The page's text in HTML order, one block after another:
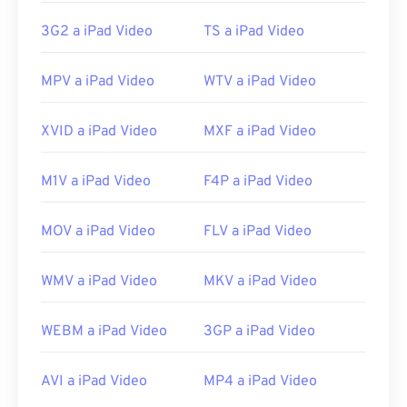
Lanzamiento inicial:
2007
https://www.iso.org/standard/68960.html
3G2 a iPad Video TS a iPad Video
MPV a iPad Video WTV a iPad Video
XVID a iPad Video MXF a iPad Video
M1V a iPad Video F4P a iPad Video
MOV a iPad Video FLV a iPad Video
WMV a iPad Video MKV a iPad Video
WEBM a iPad Video 3GP a iPad Video
AVI a iPad Video MP4 a iPad Video